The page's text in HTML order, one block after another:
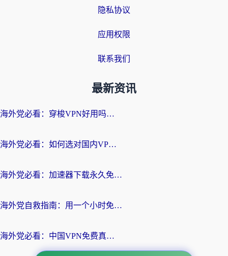
隐私协议
应用权限
联系我们
最新资讯
海外党必看：穿梭VPN好用吗？和云帆VPN对比哪个回国效果更好？附真实测评+避坑指南
海外党必看：如何选对国内VPN，实现无缝访问国内资源？
海外党必看：加速器下载永久免费版真的存在吗？教你无缝访问国内资源的正确姿势
海外党自救指南：用一个小时免费加速器，轻松打破国内资源访问壁垒？
海外党必看：中国VPN免费真的靠谱吗？手把手教你选对回国加速器